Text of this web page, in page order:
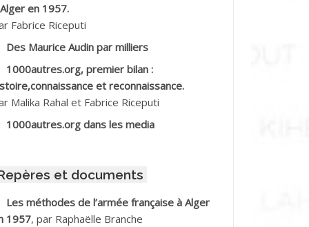
Kouider
Ahmed dit le Coiffeur
Mohamed
Salah
M.*
en 1957.
Fabrice Riceputi
Des Maurice Audin par milliers
1000autres.org, premier bilan :
et reconnaissance.
Malika Rahal et Fabrice Riceputi
1000autres.org dans les media
et documents
Les méthodes de l’armée française à Alger
1957, par Raphaëlle Branche